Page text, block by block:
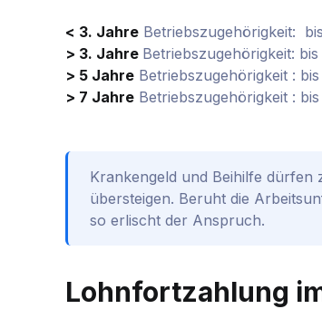
< 3. Jahre Betriebszugehörigkeit:
> 3. Jahre Betriebszugehörigkeit:
> 5 Jahre Betriebszugehörigkeit :
> 7 Jahre Betriebszugehörigkeit :
Krankengeld und Beihilfe dürfen
übersteigen. Beruht die
so erlischt der Anspruch.
Lohnfortzahlung